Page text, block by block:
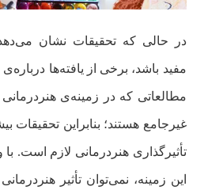
در حالی که تحقیقات نشان
مفید باشد، برخی از یافته‌ها
مطالعاتی که در زمینه‌ی
غیرجامع هستند؛ بنابراین
تأثیرگذاری هنر‌درمانی لازم است.
این زمینه، نمی‌توان تأثیر